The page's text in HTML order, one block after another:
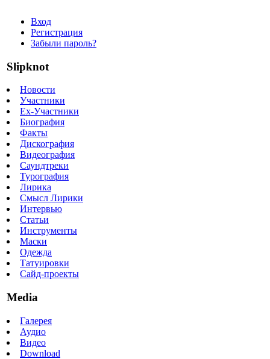
Вход
Регистрация
Забыли пароль?
Slipknot
Новости
Участники
Ex-Участники
Биография
Факты
Дискография
Видеография
Саундтреки
Турография
Лирика
Смысл Лирики
Интервью
Статьи
Инструменты
Маски
Одежда
Татуировки
Сайд-проекты
Media
Галерея
Аудио
Видео
Download